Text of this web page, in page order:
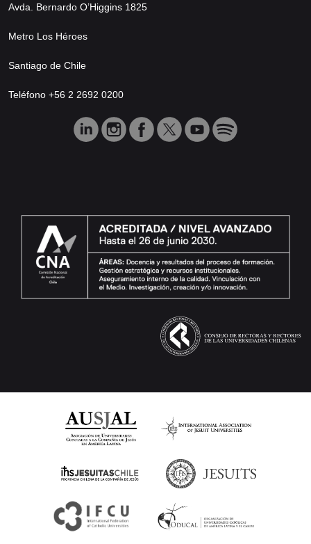
Avda. Bernardo O’Higgins 1825
Metro Los Héroes
Santiago de Chile
Teléfono +56 2 2692 0200